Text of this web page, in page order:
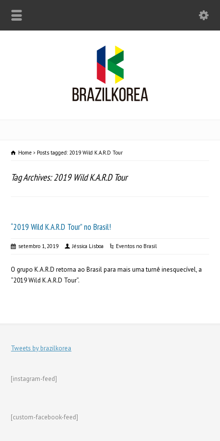
Home Posts tagged: 2019 Wild K.A.R.D Tour
Tag Archives: 2019 Wild K.A.R.D Tour
“2019 Wild K.A.R.D Tour” no Brasil!
setembro 1, 2019 Jéssica Lisboa Eventos no Brasil
O grupo K.A.R.D retorna ao Brasil para mais uma turnê inesquecível, a
“2019 Wild K.A.R.D Tour”.
Tweets by brazilkorea
[instagram-feed]
[custom-facebook-feed]